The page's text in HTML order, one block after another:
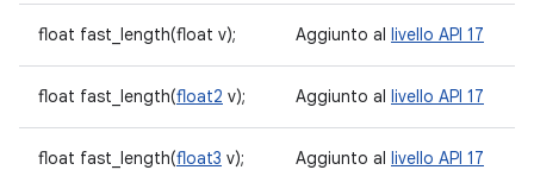
float fast_length(float v); Aggiunto al livello API 17
float fast_length(float2 v); Aggiunto al livello API 17
float fast_length(float3 v); Aggiunto al livello API 17